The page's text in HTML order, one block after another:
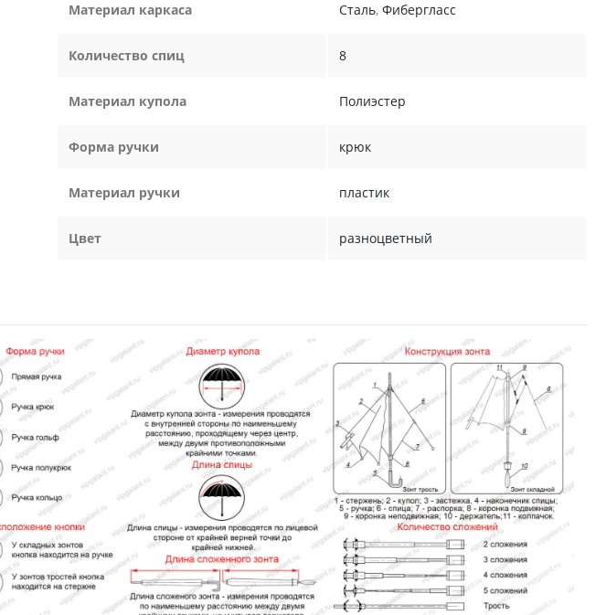
Материал каркаса Сталь, Фибергласс
Количество спиц 8
Материал купола Полиэстер
Форма ручки крюк
Материал ручки пластик
Цвет разноцветный